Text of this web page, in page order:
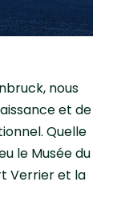
nous
et de
Quelle
le Musée du
Verrier et la